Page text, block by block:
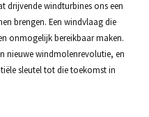
drijvende windturbines ons een
brengen. Een windvlaag die
onmogelijk bereikbaar maken.
nieuwe windmolenrevolutie, en
sleutel tot die toekomst in